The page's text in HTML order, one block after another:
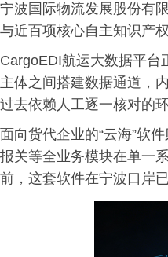
宁波国际物流发展股份有
与近百项核心自主知识产
CargoEDI航运大数据平台
主体之间搭建数据通道，
过去依赖人工逐一核对的
面向货代企业的“云海”软
报关等全业务模块在单一
前，这套软件在宁波口岸